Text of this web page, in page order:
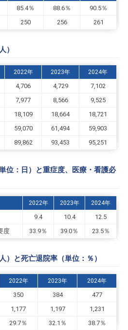
85.4％ 88.6％
90.5％
250 256 261
）
2022年 2023年 2024年
4,706 4,729
7,102
7,977 8,566
9,525
18,109 18,664
18,721
59,070 61,494
59,903
89,862 93,453 95,251
位：日）と重症度、医療・看護必
2022年 2023年 2024年
9.4 10.4
12.5
度
33.9％ 39.0％ 23.5％
）と死亡退院率（単位：％）
2022年 2023年 2024年
350 384
477
1,177 1,197
1,231
29.7％ 32.1％ 38.7％